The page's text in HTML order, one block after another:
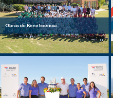
Obras de Beneficencia